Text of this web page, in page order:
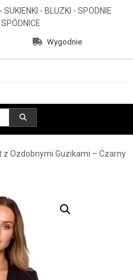
- BLUZKI - SPODNIE
Wygodnie
Ozdobnymi Guzikami – Czarny